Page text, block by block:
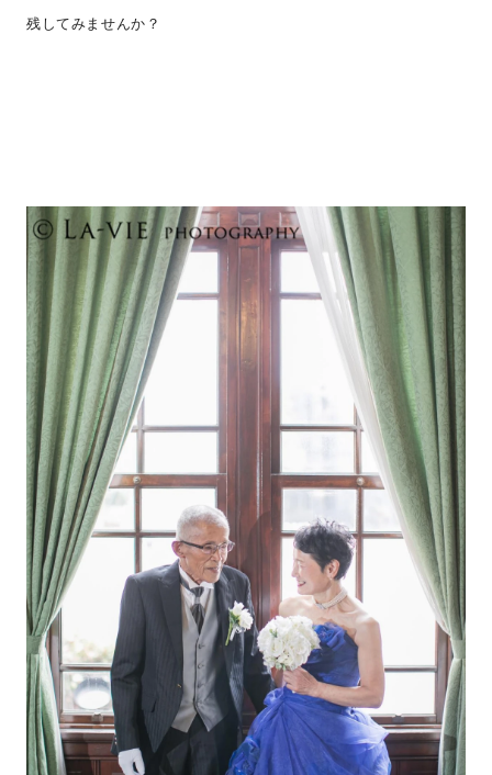
残してみませんか？